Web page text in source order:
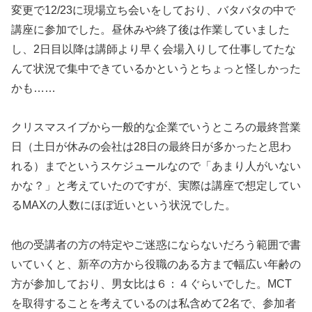
変更で12/23に現場立ち会いをしており、バタバタの中で
講座に参加でした。昼休みや終了後は作業していました
し、2日目以降は講師より早く会場入りして仕事してたな
んて状況で集中できているかというとちょっと怪しかった
かも……
クリスマスイブから一般的な企業でいうところの最終営業
日（土日が休みの会社は28日の最終日が多かったと思わ
れる）までというスケジュールなので「あまり人がいない
かな？」と考えていたのですが、実際は講座で想定してい
るMAXの人数にほぼ近いという状況でした。
他の受講者の方の特定やご迷惑にならないだろう範囲で書
いていくと、新卒の方から役職のある方まで幅広い年齢の
方が参加しており、男女比は６：４ぐらいでした。MCT
を取得することを考えているのは私含めて2名で、参加者